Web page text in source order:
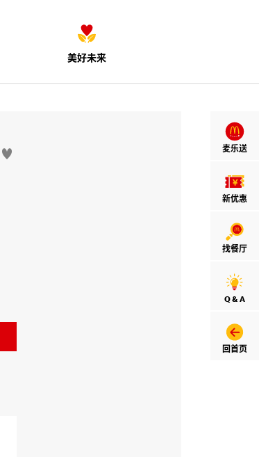
美好未来
麦乐送
新优惠
找餐厅
Q & A
回首页
